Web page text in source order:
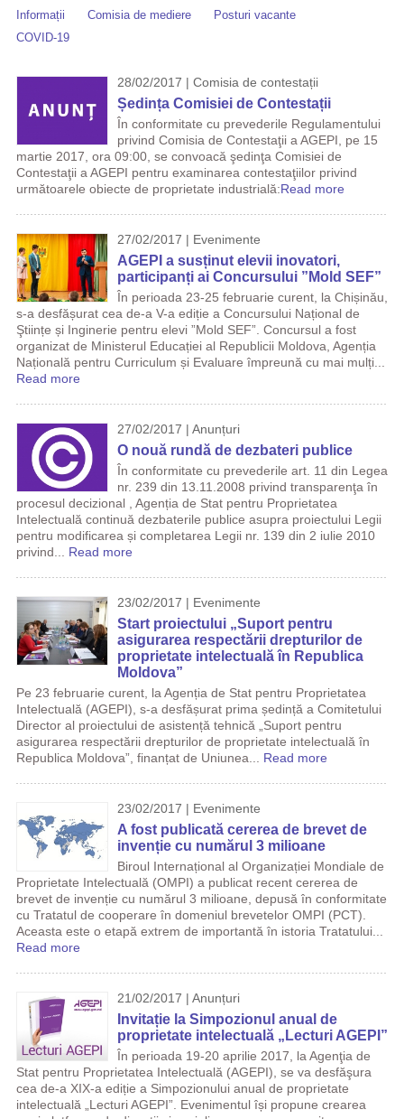
Informații
Comisia de mediere
Posturi vacante
COVID-19
28/02/2017 | Comisia de contestații
Ședința Comisiei de Contestații
În conformitate cu prevederile Regulamentului
privind Comisia de Contestaţii a AGEPI, pe 15
martie 2017, ora 09:00, se convoacă şedinţa Comisiei de
Contestaţii a AGEPI pentru examinarea contestaţiilor privind
următoarele obiecte de proprietate industrială:Read more
27/02/2017 | Evenimente
AGEPI a susținut elevii inovatori,
participanți ai Concursului ”Mold SEF”
În perioada 23-25 februarie curent, la Chișinău,
s-a desfășurat cea de-a V-a ediție a Concursului Național de
Ştiințe și Inginerie pentru elevi ”Mold SEF”. Concursul a fost
organizat de Ministerul Educației al Republicii Moldova, Agenția
Națională pentru Curriculum și Evaluare împreună cu mai mulți...
Read more
27/02/2017 | Anunțuri
O nouă rundă de dezbateri publice
În conformitate cu prevederile art. 11 din Legea
nr. 239 din 13.11.2008 privind transparenţa în
procesul decizional , Agenția de Stat pentru Proprietatea
Intelectuală continuă dezbaterile publice asupra proiectului Legii
pentru modificarea și completarea Legii nr. 139 din 2 iulie 2010
privind... Read more
23/02/2017 | Evenimente
Start proiectului „Suport pentru
asigurarea respectării drepturilor de
proprietate intelectuală în Republica
Moldova”
Pe 23 februarie curent, la Agenția de Stat pentru Proprietatea
Intelectuală (AGEPI), s-a desfășurat prima ședință a Comitetului
Director al proiectului de asistență tehnică „Suport pentru
asigurarea respectării drepturilor de proprietate intelectuală în
Republica Moldova”, finanțat de Uniunea... Read more
23/02/2017 | Evenimente
A fost publicată cererea de brevet de
invenție cu numărul 3 milioane
Biroul Internațional al Organizației Mondiale de
Proprietate Intelectuală (OMPI) a publicat recent cererea de
brevet de invenție cu numărul 3 milioane, depusă în conformitate
cu Tratatul de cooperare în domeniul brevetelor OMPI (PCT).
Aceasta este o etapă extrem de importantă în istoria Tratatului...
Read more
21/02/2017 | Anunțuri
Invitație la Simpozionul anual de
proprietate intelectuală „Lecturi AGEPI”
În perioada 19-20 aprilie 2017, la Agenţia de
Stat pentru Proprietatea Intelectuală (AGEPI), se va desfăşura
cea de-a XIX-a ediție a Simpozionului anual de proprietate
intelectuală „Lecturi AGEPI”. Evenimentul își propune crearea